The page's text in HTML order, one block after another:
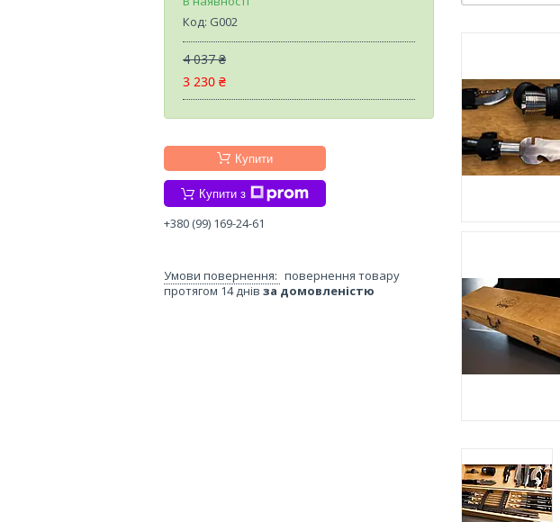
Код: G002
4 037 ₴
3 230 ₴
Купити
Купити з
+380 (99) 169-24-61
повернення товару
протягом 14 днів за домовленістю